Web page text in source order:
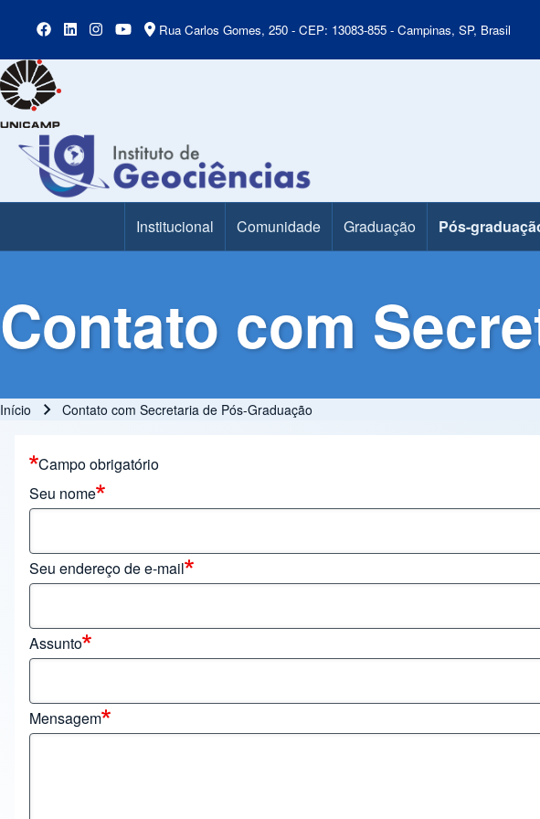
Rua Carlos Gomes, 250 - CEP: 13083-855 - Campinas, SP, Brasil
Main MenuInstitucional Comunidade Graduação Pós-
Contato com
Início Contato com Secretaria de Pós-Graduação
Campo obrigatório
Seu nome
Seu endereço de e-mail
Assunto
Mensagem